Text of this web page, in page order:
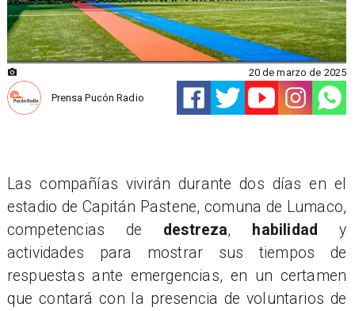
Prensa Pucón Radio
20 de marzo de 2025
Las compañías vivirán durante dos días en el
estadio de Capitán Pastene, comuna de Lumaco,
competencias de destreza, habilidad
y
actividades para mostrar sus tiempos de
respuestas ante emergencias, en un certamen
que contará con la presencia de voluntarios de